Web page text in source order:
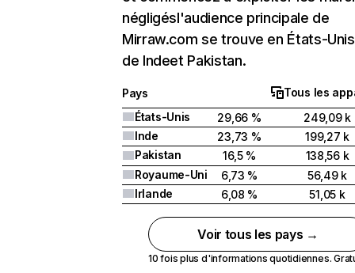
négligésl'audience principale de
Mirraw.com se trouve en États-
de Indeet Pakistan.
Pays
Tous les
États-Unis
29,66 %
249,09 k
Inde
23,73 %
199,27 k
Pakistan
16,5 %
138,56 k
Royaume-Uni
6,73 %
56,49 k
Irlande
6,08 % 51,05 k
Voir tous les pays →
10 fois plus d'informations quotidiennes.